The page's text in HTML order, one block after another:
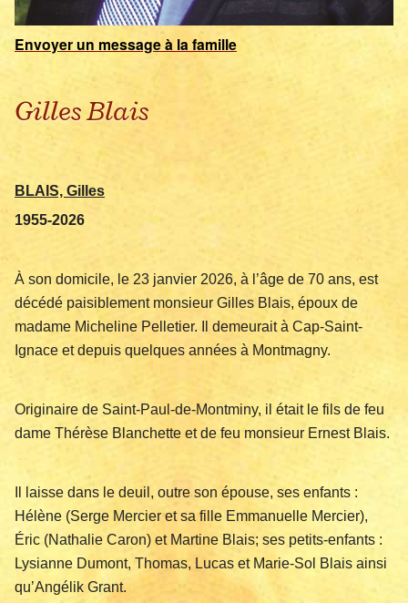
Envoyer un message à la famille
Gilles Blais
BLAIS, Gilles
1955-2026
À son domicile, le 23 janvier 2026, à l’âge de 70 ans, est
décédé paisiblement monsieur Gilles Blais, époux de
madame Micheline Pelletier. Il demeurait à Cap-Saint-
Ignace et depuis quelques années à Montmagny.
Originaire de Saint-Paul-de-Montminy, il était le fils de feu
dame Thérèse Blanchette et de feu monsieur Ernest Blais.
Il laisse dans le deuil, outre son épouse, ses enfants :
Hélène (Serge Mercier et sa fille Emmanuelle Mercier),
Éric (Nathalie Caron) et Martine Blais; ses petits-enfants :
Lysianne Dumont, Thomas, Lucas et Marie-Sol Blais ainsi
qu’Angélik Grant.